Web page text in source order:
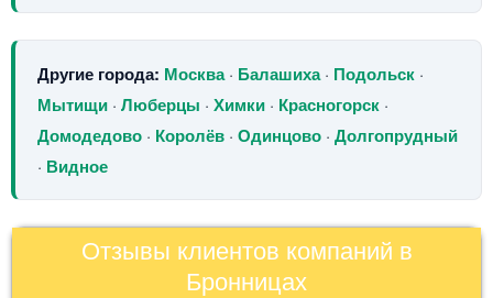
Другие города: Москва· Балашиха· Подольск ·
Мытищи · Люберцы · Химки · Красногорск ·
Домодедово · Королёв · Одинцово · Долгопрудный
· Видное
Отзывы клиентов компаний в
Бронницах